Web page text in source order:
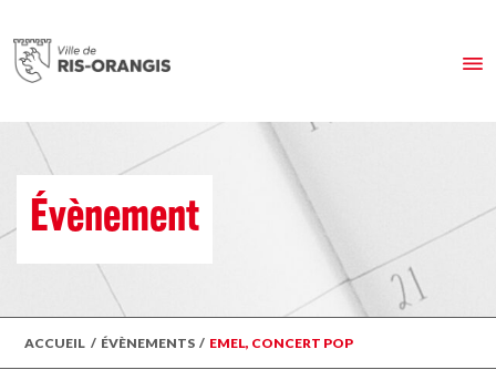
Évènement
ACCUEIL / ÉVÈNEMENTS / EMEL, CONCERT POP